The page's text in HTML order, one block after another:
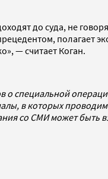
до суда, не
полагает
— считает Коган.
специальной
в которых
со СМИ может